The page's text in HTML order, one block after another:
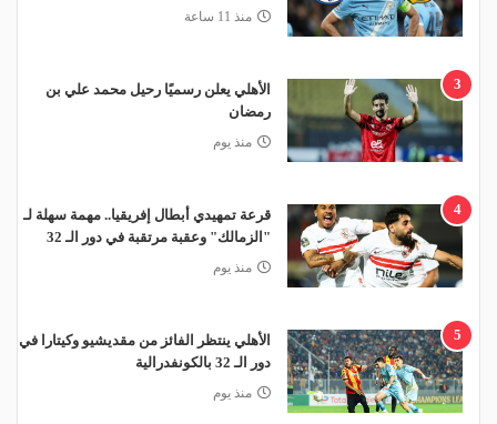
منذ 11 ساعة
3
الأهلي يعلن رسميًا رحيل محمد علي بن
رمضان
منذ يوم
4
قرعة تمهيدي أبطال إفريقيا.. مهمة سهلة لـ
"الزمالك" وعقبة مرتقبة في دور الـ 32
منذ يوم
5
الأهلي ينتظر الفائز من مقديشيو وكيتارا في
دور الـ 32 بالكونفدرالية
منذ يوم